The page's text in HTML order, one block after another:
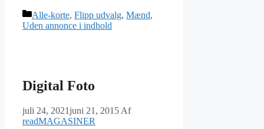
Kategorier
Alle-korte, Flipp udvalg, Mænd,
Uden annonce i indhold
Digital Foto
juli 24, 2021juni 21, 2015 Af
readMAGASINER